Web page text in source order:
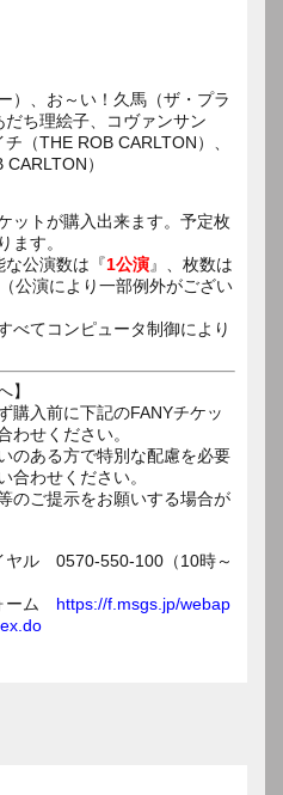
）、お～い！久馬（ザ・プラ
ち理絵子、コヴァンサン
（THE ROB CARLTON）、
ットが購入出来ます。予定枚
ます。
な公演数は『1公演』、枚数は
公演により一部例外がござい
べてコンピュータ制御により
】
購入前に下記のFANYチケッ
わせください。
のある方で特別な配慮を必要
合わせください。
のご提示をお願いする場合が
ヤル 0570-550-100（10時～
ーム https://f.msgs.jp/webap